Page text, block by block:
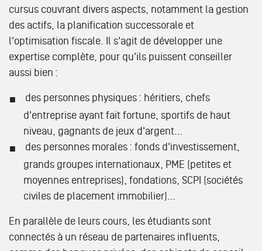
cursus couvrant divers aspects, notamment la gestion
des actifs, la planification successorale et
l'optimisation fiscale. Il s'agit de développer une
expertise complète, pour qu'ils puissent conseiller
aussi bien :
des personnes physiques : héritiers, chefs
d'entreprise ayant fait fortune, sportifs de haut
niveau, gagnants de jeux d'argent…
des personnes morales : fonds d'investissement,
grands groupes internationaux, PME (petites et
moyennes entreprises), fondations, SCPI (sociétés
civiles de placement immobilier)…
En parallèle de leurs cours, les étudiants sont
connectés à un réseau de partenaires influents,